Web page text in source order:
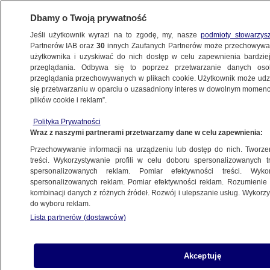
METEO
ŚWIAT
El Nino może rządzić pogodą także
zimą
O poranku jest prawie 40 stopni.
Kolejna fala upałów w Hiszpanii
do trzech dni będą krytyczne"
Dbamy o Twoją prywatność
Jeśli użytkownik wyrazi na to zgodę, my, naszepodmioty
Partnerów IAB oraz30 innych Zaufanych Partnerów może
użytkownika i uzyskiwać do nich dostęp w celu zapewnienia
przeglądania. Odbywa się to poprzez przetwarzanie danych
przeglądania przechowywanych w plikach cookie. Użytkownik może
się przetwarzaniu w oparciu o uzasadniony interes w dowolnym
plików cookie i reklam”.
Polityka Prywatności
Wraz z naszymi partnerami przetwarzamy dane w celu zapewnienia:
Przechowywanie informacji na urządzeniu lub dostęp do nich.
treści. Wykorzystywanie profili w celu doboru spersonalizowanych
spersonalizowanych reklam. Pomiar efektywności treści.
spersonalizowanych reklam. Pomiar efektywności reklam.
kombinacji danych z różnych źródeł. Rozwój i ulepszanie usług.
do wyboru reklam.
Lista partnerów (dostawców)
Akceptuję